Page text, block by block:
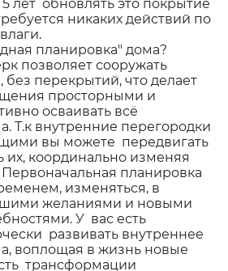
лет обновлять это покрытие
никаких действий по
планировка" дома?
позволяет сооружать
перекрытий, что делает
просторными и
осваивать всё
Т.к внутренние перегородки
вы можете передвигать
их, координально изменяя
планировка
изменяться, в
желаниями и новыми
У вас есть
развивать внутреннее
воплощая в жизнь новые
трансформации